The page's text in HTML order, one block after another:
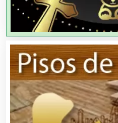
Artículos
Aseguradoras
Asesores Técnicos